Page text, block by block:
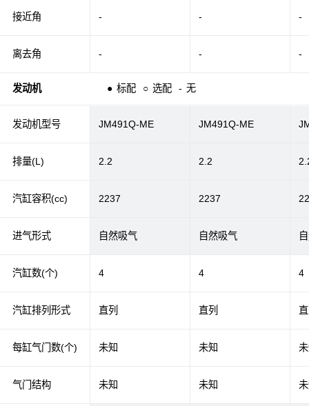
接近角
离去角
发动机 ● 标配 ○ 选配 - 无
发动机型号
排量(L)
汽缸容积(cc)
进气形式
汽缸数(个)
汽缸排列形式
每缸气门数(个)
气门结构
- - -
- - -
JM491Q-ME JM491Q-ME
2.2 2.2
2237 2237
自然吸气 自然吸气
4 4 4
直列 直列
未知 未知
未知 未知